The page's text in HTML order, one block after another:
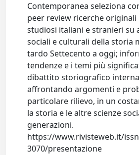
Contemporanea seleziona
peer review ricerche originali
studiosi italiani e stranieri su
sociali e culturali della storia
tardo Settecento a oggi;
tendenze e i temi più
dibattito storiografico
affrontando argomenti e
particolare rilievo, in un
la storia e le altre scienze
generazioni.
https://www.rivisteweb.it/
3070/presentazione